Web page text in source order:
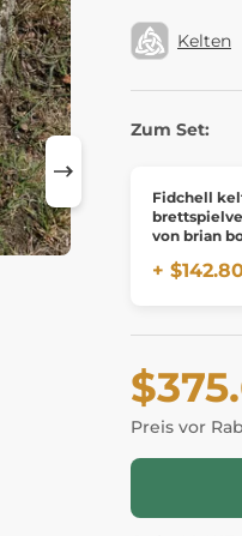
Kelten
Zum Set:
Fidchell
von brian
+
Preis vor